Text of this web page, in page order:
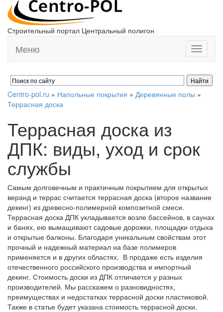
Строительный портал Центральный полигон
Toggle
Меню
Centro-pol.ru » Напольные покрытия » Деревянные полы »
Террасная доска
Террасная доска из
ДПК: виды, уход и срок
службы
Самым долговечным и практичным покрытием для открытых
веранд и террас считается террасная доска (второе название
декинг) из древесно-полимерной композитной смеси.
Террасная доска ДПК укладывается возле бассейнов, в саунах
и банях, ею вымащивают садовые дорожки, площадки отдыха
и открытые балконы. Благодаря уникальным свойствам этот
прочный и надежный материал на базе полимеров
применяется и в других областях. В продаже есть изделия
отечественного российского производства и импортный
декинг. Стоимость доски из ДПК отличается у разных
производителей. Мы расскажем о разновидностях,
преимуществах и недостатках террасной доски пластиковой.
Также в статье будет указана стоимость террасной доски.